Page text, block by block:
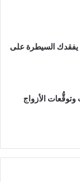
يفقدك السيطرة على
وتوقُّعات الأزواج